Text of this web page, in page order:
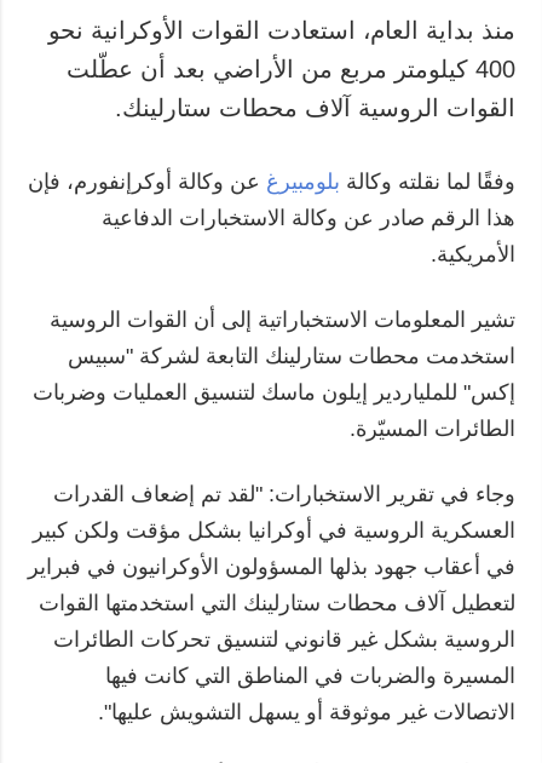
منذ بداية العام، استعادت القوات الأوكرانية نحو
400 كيلومتر مربع من الأراضي بعد أن عطّلت
القوات الروسية آلاف محطات ستارلينك.
وفقًا لما نقلته وكالة بلومبيرغ عن وكالة أوكرإنفورم، فإن
هذا الرقم صادر عن وكالة الاستخبارات الدفاعية
الأمريكية.
تشير المعلومات الاستخباراتية إلى أن القوات الروسية
استخدمت محطات ستارلينك التابعة لشركة "سبيس
إكس" للملياردير إيلون ماسك لتنسيق العمليات وضربات
الطائرات المسيّرة.
وجاء في تقرير الاستخبارات: "لقد تم إضعاف القدرات
العسكرية الروسية في أوكرانيا بشكل مؤقت ولكن كبير
في أعقاب جهود بذلها المسؤولون الأوكرانيون في فبراير
لتعطيل آلاف محطات ستارلينك التي استخدمتها القوات
الروسية بشكل غير قانوني لتنسيق تحركات الطائرات
المسيرة والضربات في المناطق التي كانت فيها
الاتصالات غير موثوقة أو يسهل التشويش عليها".